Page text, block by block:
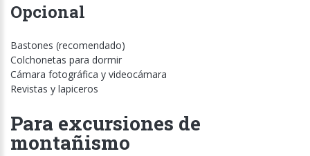
Opcional
Bastones (recomendado)
Colchonetas para dormir
Cámara fotográfica y videocámara
Revistas y lapiceros
Para excursiones de
montañismo